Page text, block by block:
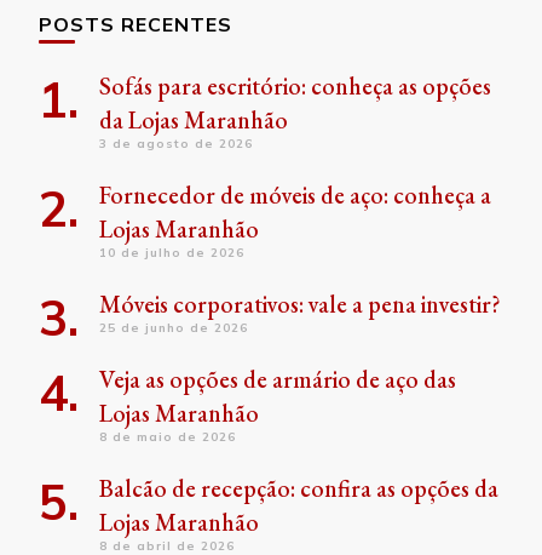
POSTS RECENTES
Sofás para escritório: conheça as opções
da Lojas Maranhão
3 de agosto de 2026
Fornecedor de móveis de aço: conheça a
Lojas Maranhão
10 de julho de 2026
Móveis corporativos: vale a pena investir?
25 de junho de 2026
Veja as opções de armário de aço das
Lojas Maranhão
8 de maio de 2026
Balcão de recepção: confira as opções da
Lojas Maranhão
8 de abril de 2026